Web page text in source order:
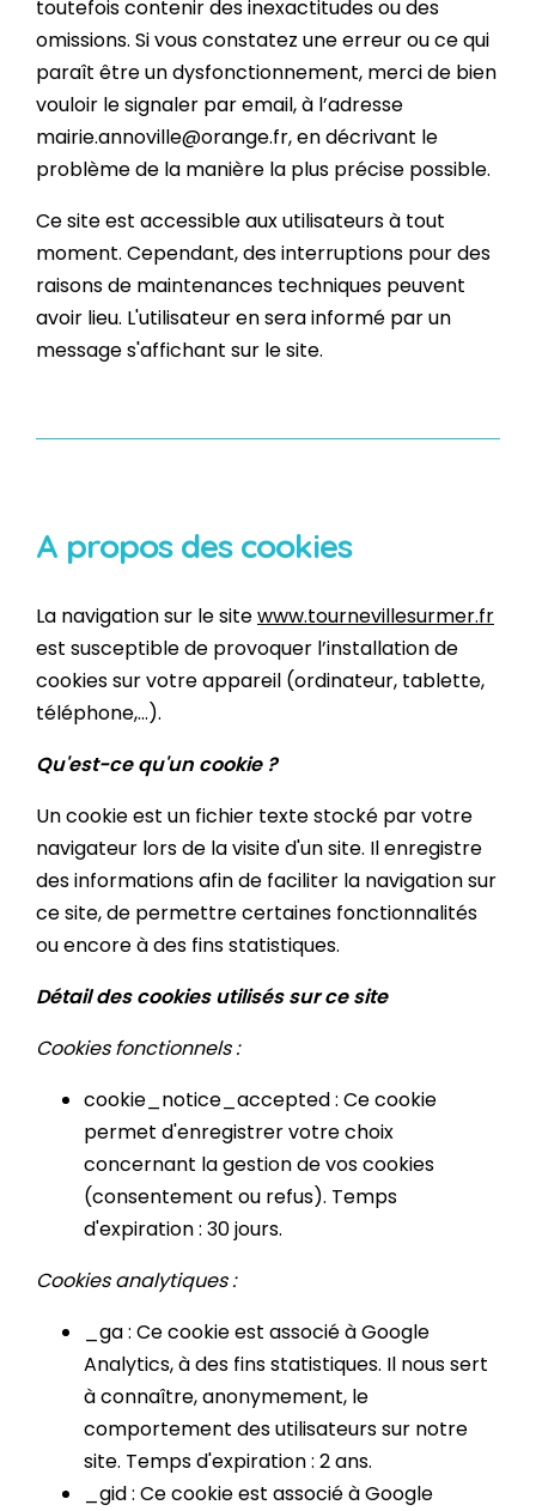
toutefois contenir des inexactitudes ou des
omissions. Si vous constatez une erreur ou ce qui
paraît être un dysfonctionnement, merci de bien
vouloir le signaler par email, à l’adresse
mairie.annoville@orange.fr, en décrivant le
problème de la manière la plus précise possible.
Ce site est accessible aux utilisateurs à tout
moment. Cependant, des interruptions pour des
raisons de maintenances techniques peuvent
avoir lieu. L'utilisateur en sera informé par un
message s'affichant sur le site.
A propos des cookies
La navigation sur le sitewww.tournevillesurmer.fr
est susceptible de provoquer l’installation de
cookies sur votre appareil (ordinateur, tablette,
téléphone,…).
Qu'est-ce qu'un cookie ?
Un cookie est un fichier texte stocké par votre
navigateur lors de la visite d'un site. Il enregistre
des informations afin de faciliter la navigation sur
ce site, de permettre certaines fonctionnalités
ou encore à des fins statistiques.
Détail des cookies utilisés sur ce site
Cookies fonctionnels :
cookie_notice_accepted : Ce cookie
permet d'enregistrer votre choix
concernant la gestion de vos cookies
(consentement ou refus). Temps
d'expiration : 30 jours.
Cookies analytiques :
_ga : Ce cookie est associé à Google
Analytics, à des fins statistiques. Il nous sert
à connaître, anonymement, le
comportement des utilisateurs sur notre
site. Temps d'expiration : 2 ans.
_gid : Ce cookie est associé à Google